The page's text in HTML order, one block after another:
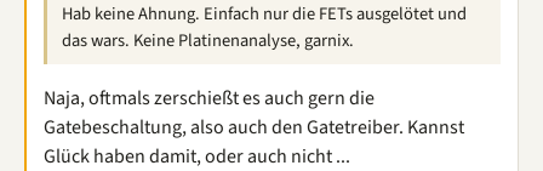
Hab keine Ahnung. Einfach nur die FETs ausgelötet und
das wars. Keine Platinenanalyse, garnix.
Naja, oftmals zerschießt es auch gern die
Gatebeschaltung, also auch den Gatetreiber. Kannst
Glück haben damit, oder auch nicht ...